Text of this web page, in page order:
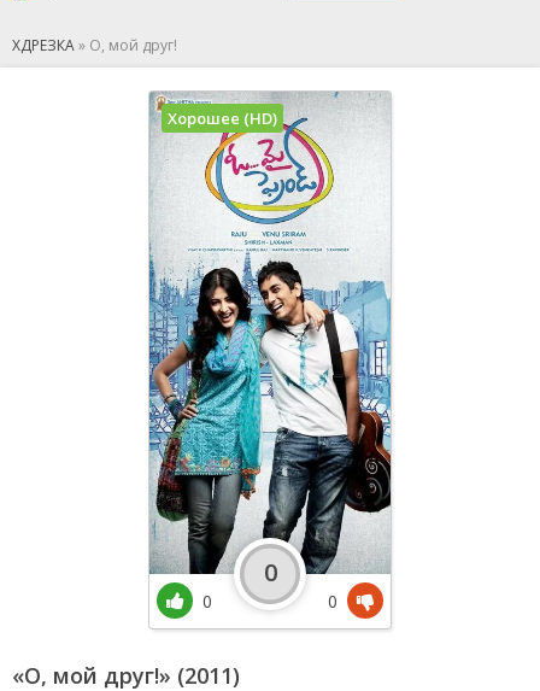
ХДРЕЗКА» О, мой друг!
«О, мой друг!» (2011)
Хорошее (HD)
0
0
0